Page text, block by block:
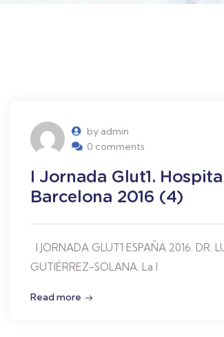
by admin
0 comments
I Jornada Glut1.
Barcelona 2016 (4)
I JORNADA GLUT1 ESPAÑA 2016. DR.
GUTIÉRREZ-SOLANA. La I
Read more